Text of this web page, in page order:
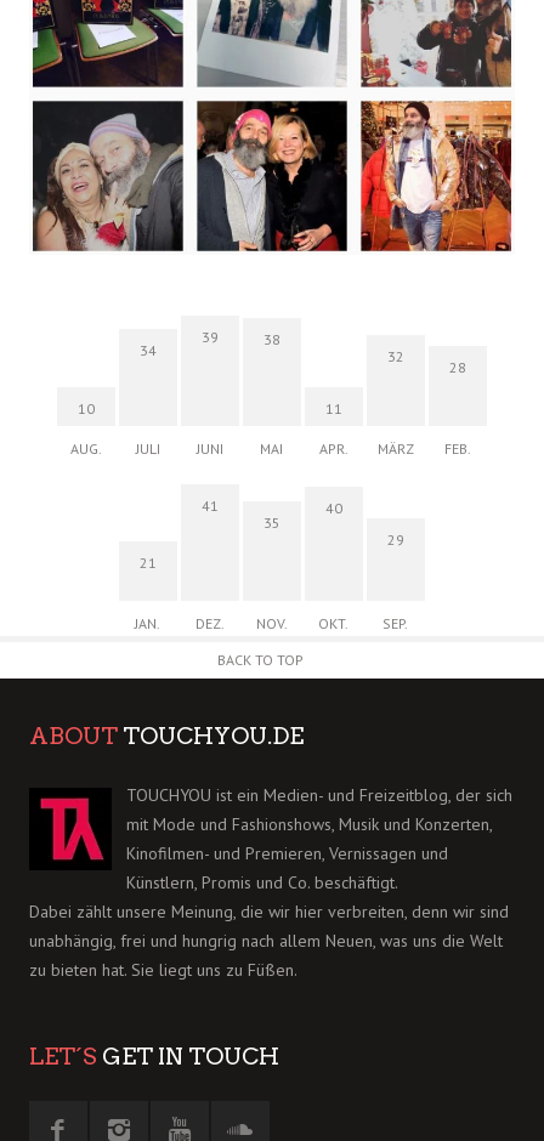
10
AUG.
34
JULI
39
JUNI
38
MAI
11
APR.
32
MÄRZ
28
FEB.
21
JAN.
41
DEZ.
35
NOV.
40
OKT.
29
SEP.
BACK TO TOP
ABOUT TOUCHYOU.DE
TOUCHYOU ist ein Medien- und Freizeitblog, der sich
mit Mode und Fashionshows, Musik und Konzerten,
Kinofilmen- und Premieren, Vernissagen und
Künstlern, Promis und Co. beschäftigt.
Dabei zählt unsere Meinung, die wir hier verbreiten, denn wir sind
unabhängig, frei und hungrig nach allem Neuen, was uns die Welt
zu bieten hat. Sie liegt uns zu Füßen.
LET´S GET IN TOUCH